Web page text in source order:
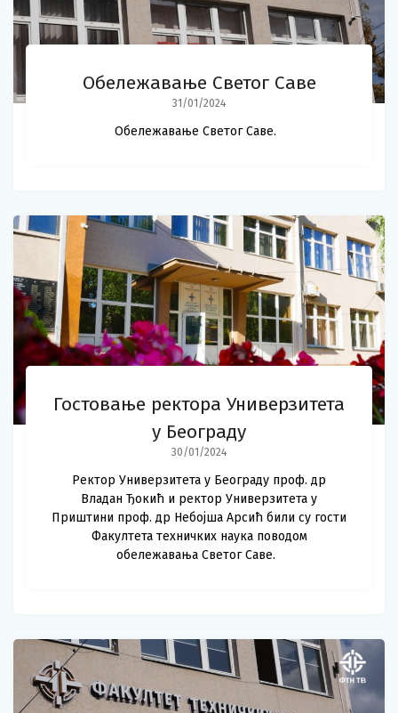
Обележавање Светог Саве
31/01/2024
Обележавање Светог Саве.
Гостовање ректора Универзитета
у Београду
30/01/2024
Ректор Универзитета у Београду проф. др
Владан Ђокић и ректор Универзитета у
Приштини проф. др Небојша Арсић били су гости
Факултета техничких наука поводом
обележавања Светог Саве.